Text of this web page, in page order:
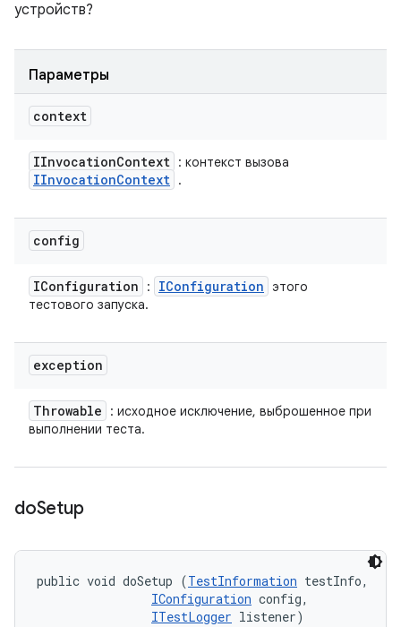
устройств?
Параметры
context
IInvocationContext : контекст вызова
IInvocationContext .
config
IConfiguration : IConfiguration
этого
тестового запуска.
exception
Throwable
: исходное исключение, выброшенное при
выполнении теста.
doSetup
public void doSetup (TestInformation testInfo,
IConfiguration config,
ITestLogger listener)